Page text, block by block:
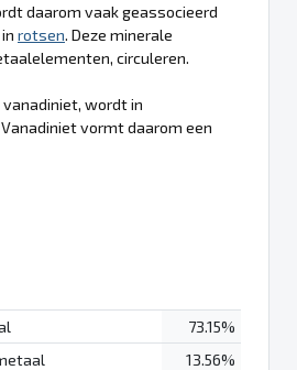
daarom vaak geassocieerd
rotsen. Deze minerale
circuleren.
wordt in
vormt daarom een
73.15%
13.56%